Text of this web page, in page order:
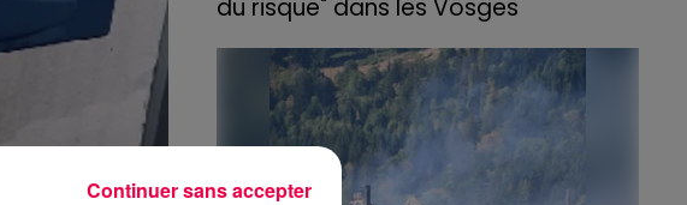
du risque" dans les Vosges
Continuer sans accepter